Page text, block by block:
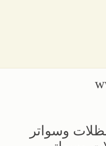
وسواتر